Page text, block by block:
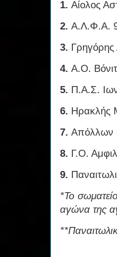
1. Αίολος
2. Α.Λ.Φ.Α.
3.
4. Α.Ο.
5. Π.Α.Σ.
6. Ηρακλής
7. Απόλλων
8. Γ.Ο.
9.
*Το
αγώνα της